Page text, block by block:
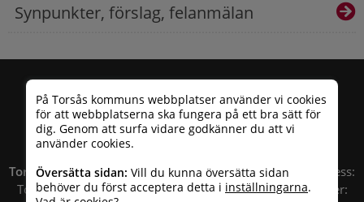
På Torsås kommuns webbplatser använder vi cookies
för att webbplatserna ska fungera på ett bra sätt för
dig. Genom att surfa vidare godkänner du att vi
använder cookies.
Översätta sidan: Vill du kunna översätta sidan
behöver du först acceptera detta i inställningarna.
Synpunkter, förslag, felanmälan
Torsås kommun| Besöksadress: Allfargatan 26 | Postadress:
Torsås kommun, Box 503, 385 25 Torsås Telefonnummer: